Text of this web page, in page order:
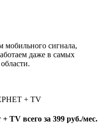
мобильного сигнала,
даже в самых
+ TV всего за 399 руб./мес.